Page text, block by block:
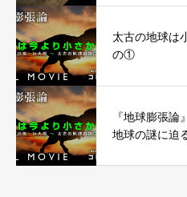
太古の地球は
の①
『地球膨張
地球の謎に迫